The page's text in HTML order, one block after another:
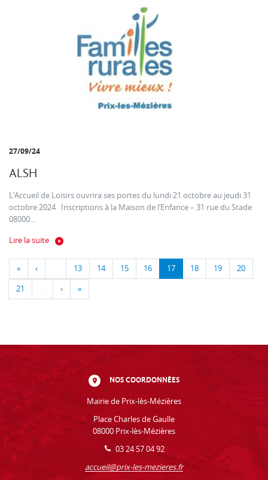
27/09/24
ALSH
L’Accueil de Loisirs ouvrira ses portes du lundi 21 octobre au jeudi 31
octobre 2024 Inscriptions à la Maison de l’Enfance – 31 rue du Stade
08000...
Lire la suite
« ‹ … 13 14 15 16 17 18 19 20
21 … › »
NOS COORDONNÉES
Mairie de Prix-lès-Mézières
Place Charles de Gaulle
08000 Prix-lès-Mézières
03 24 57 04 92
accueil@prix-les-mezieres.fr